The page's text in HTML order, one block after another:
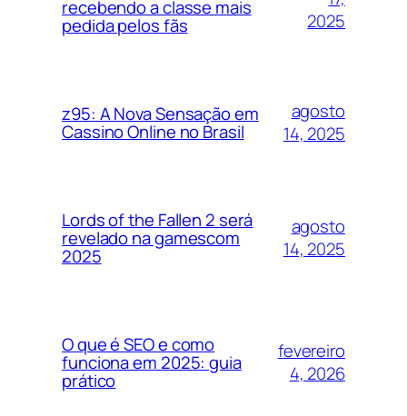
recebendo a classe mais
pedida pelos fãs
2025
z95: A Nova Sensação em
Cassino Online no Brasil
agosto
14, 2025
Lords of the Fallen 2 será
revelado na gamescom
2025
agosto
14, 2025
O que é SEO e como
funciona em 2025: guia
prático
fevereiro
4, 2026